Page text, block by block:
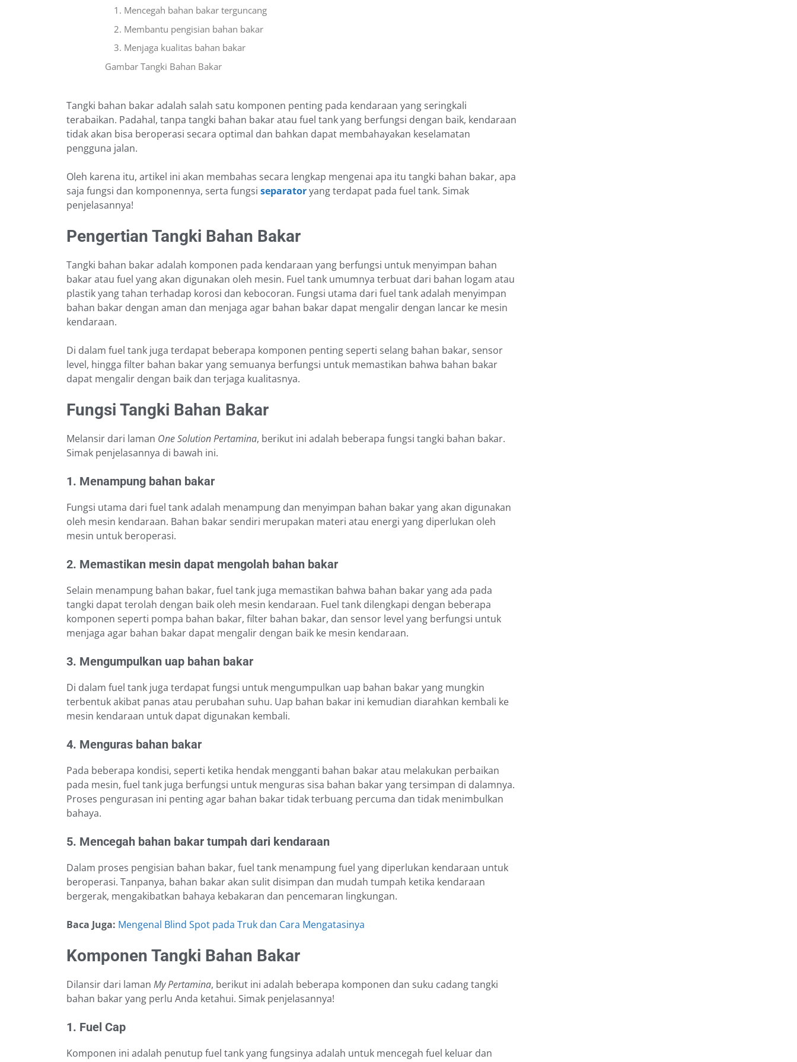
1. Mencegah bahan bakar terguncang
2. Membantu pengisian bahan bakar
3. Menjaga kualitas bahan bakar
Gambar Tangki Bahan Bakar
Tangki bahan bakar adalah salah satu komponen penting pada kendaraan yang seringkali
terabaikan. Padahal, tanpa tangki bahan bakar atau fuel tank yang berfungsi dengan baik, kendaraan
tidak akan bisa beroperasi secara optimal dan bahkan dapat membahayakan keselamatan
pengguna jalan.
Oleh karena itu, artikel ini akan membahas secara lengkap mengenai apa itu tangki bahan bakar, apa
saja fungsi dan komponennya, serta fungsi separatoryang terdapat pada fuel tank. Simak
penjelasannya!
Pengertian Tangki Bahan Bakar
Tangki bahan bakar adalah komponen pada kendaraan yang berfungsi untuk menyimpan bahan
bakar atau fuel yang akan digunakan oleh mesin. Fuel tank umumnya terbuat dari bahan logam atau
plastik yang tahan terhadap korosi dan kebocoran. Fungsi utama dari fuel tank adalah menyimpan
bahan bakar dengan aman dan menjaga agar bahan bakar dapat mengalir dengan lancar ke mesin
kendaraan.
Di dalam fuel tank juga terdapat beberapa komponen penting seperti selang bahan bakar, sensor
level, hingga filter bahan bakar yang semuanya berfungsi untuk memastikan bahwa bahan bakar
dapat mengalir dengan baik dan terjaga kualitasnya.
Fungsi Tangki Bahan Bakar
Melansir dari laman One Solution Pertamina, berikut ini adalah beberapa fungsi tangki bahan bakar.
Simak penjelasannya di bawah ini.
1. Menampung bahan bakar
Fungsi utama dari fuel tank adalah menampung dan menyimpan bahan bakar yang akan digunakan
oleh mesin kendaraan. Bahan bakar sendiri merupakan materi atau energi yang diperlukan oleh
mesin untuk beroperasi.
2. Memastikan mesin dapat mengolah bahan bakar
Selain menampung bahan bakar, fuel tank juga memastikan bahwa bahan bakar yang ada pada
tangki dapat terolah dengan baik oleh mesin kendaraan. Fuel tank dilengkapi dengan beberapa
komponen seperti pompa bahan bakar, filter bahan bakar, dan sensor level yang berfungsi untuk
menjaga agar bahan bakar dapat mengalir dengan baik ke mesin kendaraan.
3. Mengumpulkan uap bahan bakar
Di dalam fuel tank juga terdapat fungsi untuk mengumpulkan uap bahan bakar yang mungkin
terbentuk akibat panas atau perubahan suhu. Uap bahan bakar ini kemudian diarahkan kembali ke
mesin kendaraan untuk dapat digunakan kembali.
4. Menguras bahan bakar
Pada beberapa kondisi, seperti ketika hendak mengganti bahan bakar atau melakukan perbaikan
pada mesin, fuel tank juga berfungsi untuk menguras sisa bahan bakar yang tersimpan di dalamnya.
Proses pengurasan ini penting agar bahan bakar tidak terbuang percuma dan tidak menimbulkan
bahaya.
5. Mencegah bahan bakar tumpah dari kendaraan
Dalam proses pengisian bahan bakar, fuel tank menampung fuel yang diperlukan kendaraan untuk
beroperasi. Tanpanya, bahan bakar akan sulit disimpan dan mudah tumpah ketika kendaraan
bergerak, mengakibatkan bahaya kebakaran dan pencemaran lingkungan.
Baca Juga: Mengenal Blind Spot pada Truk dan Cara Mengatasinya
Komponen Tangki Bahan Bakar
Dilansir dari laman My Pertamina, berikut ini adalah beberapa komponen dan suku cadang tangki
bahan bakar yang perlu Anda ketahui. Simak penjelasannya!
1. Fuel Cap
Komponen ini adalah penutup fuel tank yang fungsinya adalah untuk mencegah fuel keluar dan